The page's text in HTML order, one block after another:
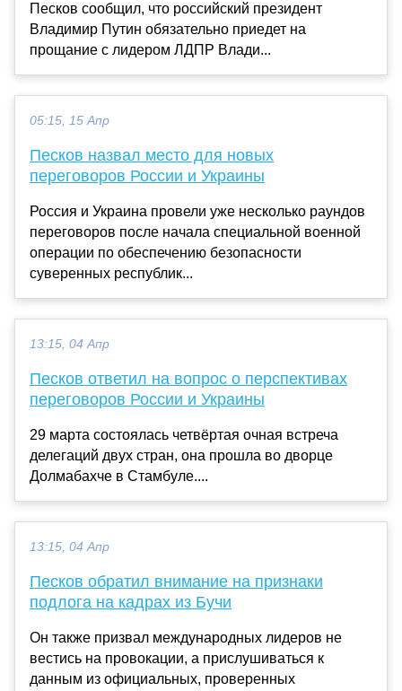
Песков сообщил, что российский президент
Владимир Путин обязательно приедет на
прощание с лидером ЛДПР Влади...
05:15, 15 Апр
Песков назвал место для новых
переговоров России и Украины
Россия и Украина провели уже несколько раундов
переговоров после начала специальной военной
операции по обеспечению безопасности
суверенных республик...
13:15, 04 Апр
Песков ответил на вопрос о перспективах
переговоров России и Украины
29 марта состоялась четвёртая очная встреча
делегаций двух стран, она прошла во дворце
Долмабахче в Стамбуле....
13:15, 04 Апр
Песков обратил внимание на признаки
подлога на кадрах из Бучи
Он также призвал международных лидеров не
вестись на провокации, а прислушиваться к
данным из официальных, проверенных